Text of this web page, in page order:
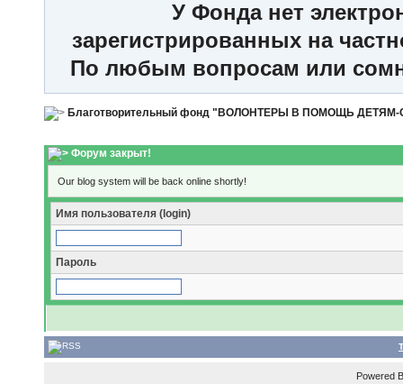
У Фонда нет
зарегистрированных на
По любым вопросам или
Благотворительный фонд "ВОЛОНТЕРЫ В ПОМОЩЬ
Форум закрыт!
Our blog system will be back online shortly!
Имя пользователя (login)
Пароль
Powered